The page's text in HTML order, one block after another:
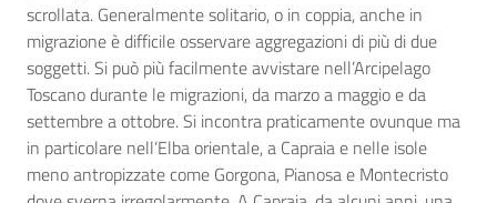
scrollata. Generalmente solitario, o in coppia, anche in
migrazione è difficile osservare aggregazioni di più di due
soggetti. Si può più facilmente avvistare nell’Arcipelago
Toscano durante le migrazioni, da marzo a maggio e da
settembre a ottobre. Si incontra praticamente ovunque ma
in particolare nell’Elba orientale, a Capraia e nelle isole
meno antropizzate come Gorgona, Pianosa e Montecristo